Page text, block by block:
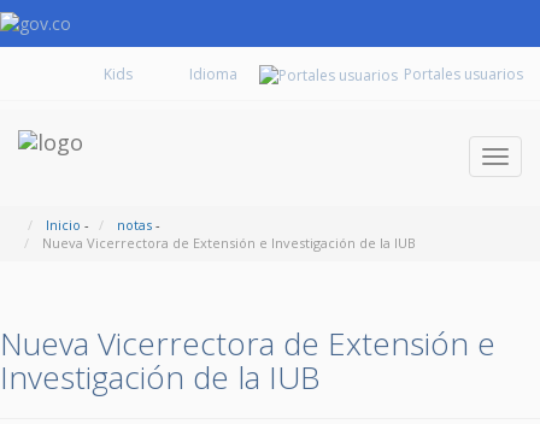
Kids Portales usuarios
Inicio - notas -
Nueva Vicerrectora de Extensión e Investigación de la IUB
Nueva Vicerrectora de Extensión e
Investigación de la IUB